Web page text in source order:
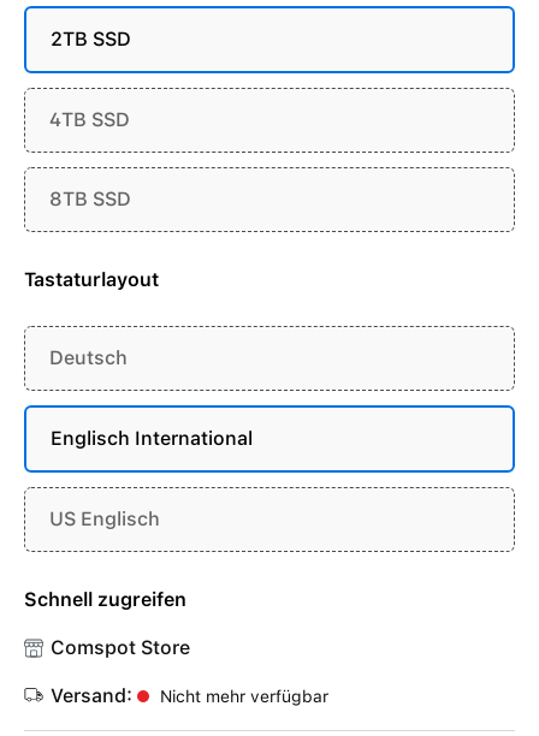
2TB SSD
4TB SSD
8TB SSD
Tastaturlayout
Deutsch
Englisch International
US Englisch
Schnell zugreifen
Comspot Store
Versand: Nicht mehr verfügbar